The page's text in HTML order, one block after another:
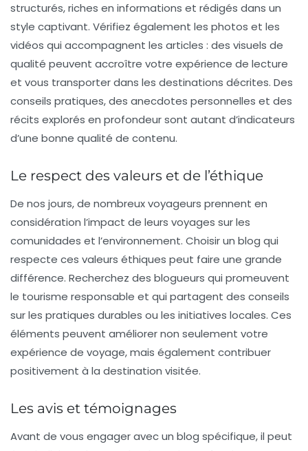
structurés, riches en informations et rédigés dans un
style captivant. Vérifiez également les photos et les
vidéos qui accompagnent les articles : des visuels de
qualité peuvent accroître votre expérience de lecture
et vous transporter dans les destinations décrites. Des
conseils pratiques, des anecdotes personnelles et des
récits explorés en profondeur sont autant d’indicateurs
d’une bonne qualité de contenu.
Le respect des valeurs et de l’éthique
De nos jours, de nombreux voyageurs prennent en
considération l’impact de leurs voyages sur les
comunidades et l’environnement. Choisir un blog qui
respecte ces valeurs éthiques peut faire une grande
différence. Recherchez des blogueurs qui promeuvent
le tourisme responsable et qui partagent des conseils
sur les pratiques durables ou les initiatives locales. Ces
éléments peuvent améliorer non seulement votre
expérience de voyage, mais également contribuer
positivement à la destination visitée.
Les avis et témoignages
Avant de vous engager avec un blog spécifique, il peut